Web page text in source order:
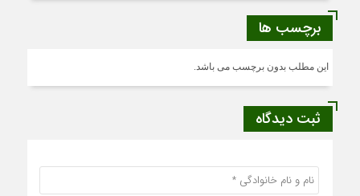
برچسب ها
این مطلب بدون برچسب می باشد.
ثبت دیدگاه